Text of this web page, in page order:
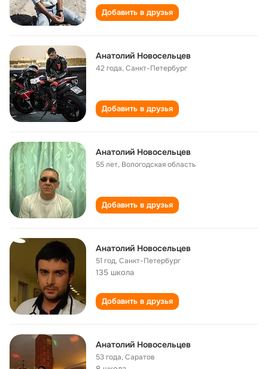
Добавить в друзья
Анатолий Новосельцев
42 года,Санкт-Петербург
Добавить в друзья
Анатолий Новосельцев
55 лет, Вологодская область
Добавить в друзья
Анатолий Новосельцев
51 год,Санкт-Петербург
135 школа
Добавить в друзья
Анатолий Новосельцев
53 года,Саратов